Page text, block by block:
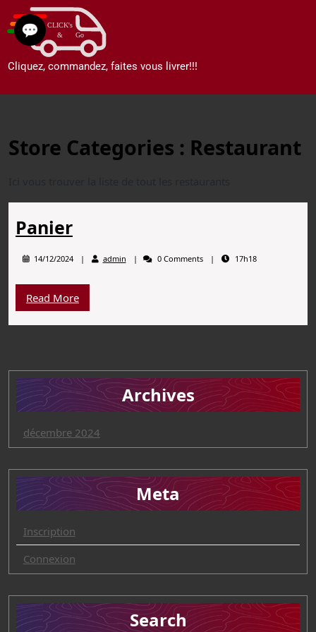
Cliquez, commandez, faites vous livrer!!!
Store Categories : Restaurant
Panier
14/12/2024 admin 0 Comments 17h18
Read More
Archives
décembre 2024
Meta
Inscription
Connexion
Search
💬